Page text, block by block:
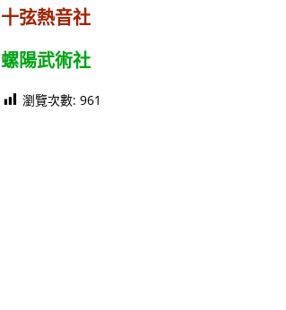
十弦熱音社
螺陽武術社
瀏覽次數: 961